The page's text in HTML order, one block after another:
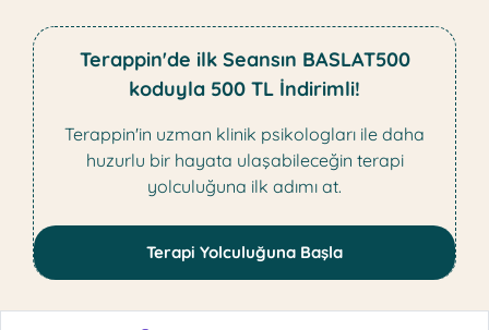
Terappin'de ilk Seansın BASLAT500
koduyla 500 TL İndirimli!
Terappin'in uzman klinik psikologları ile daha
huzurlu bir hayata ulaşabileceğin terapi
yolculuğuna ilk adımı at.
Terapi Yolculuğuna Başla